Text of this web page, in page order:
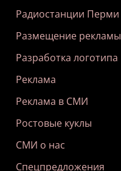
Радиостанции Перми
Размещение рекламы
Разработка логотипа
Реклама
Реклама в СМИ
Ростовые куклы
СМИ о нас
Спецпредложения